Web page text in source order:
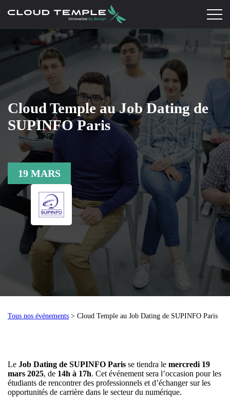
Cloud Temple au Job Dating de
SUPINFO Paris
19 MARS
Tous nos événements > Cloud Temple au Job Dating de SUPINFO Paris
Le Job Dating de SUPINFO Paris se tiendra le mercredi 19
mars 2025, de 14h à 17h. Cet événement sera l’occasion pour les
étudiants de rencontrer des professionnels et d’échanger sur les
opportunités de carrière dans le secteur du numérique.